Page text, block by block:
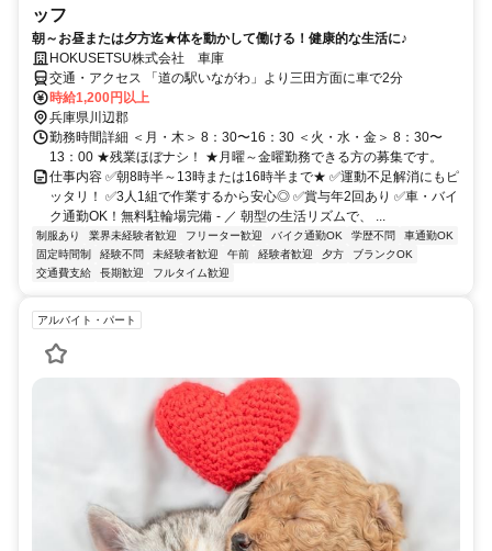
ッフ
朝～お昼または夕方迄★体を動かして働ける！健康的な生活に♪
HOKUSETSU株式会社 車庫
交通・アクセス 「道の駅いながわ」より三田方面に車で2分
時給1,200円以上
兵庫県川辺郡
勤務時間詳細 ＜月・木＞ 8：30〜16：30 ＜火・水・金＞ 8：30〜
13：00 ★残業ほぼナシ！ ★月曜～金曜勤務できる方の募集です。
仕事内容 ✅朝8時半～13時または16時半まで★ ✅運動不足解消にもピ
ッタリ！ ✅3人1組で作業するから安心◎ ✅賞与年2回あり ✅車・バイ
ク通勤OK！無料駐輪場完備 - ／ 朝型の生活リズムで、 ...
制服あり 業界未経験者歓迎 フリーター歓迎 バイク通勤OK 学歴不問
車通勤OK
固定時間制
経験不問 未経験者歓迎 午前 経験者歓迎 夕方
ブランクOK
交通費支給
長期歓迎 フルタイム歓迎
アルバイト・パート